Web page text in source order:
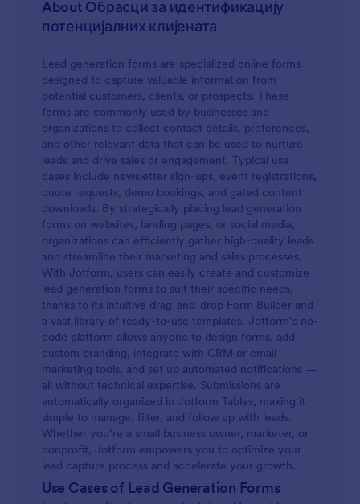
About Oбрасци за идентификацију
потенцијалних клијената
Lead generation forms are specialized online forms
designed to capture valuable information from
potential customers, clients, or prospects. These
forms are commonly used by businesses and
organizations to collect contact details, preferences,
and other relevant data that can be used to nurture
leads and drive sales or engagement. Typical use
cases include newsletter sign-ups, event registrations,
quote requests, demo bookings, and gated content
downloads. By strategically placing lead generation
forms on websites, landing pages, or social media,
organizations can efficiently gather high-quality leads
and streamline their marketing and sales processes.
With Jotform, users can easily create and customize
lead generation forms to suit their specific needs,
thanks to its intuitive drag-and-drop Form Builder and
a vast library of ready-to-use templates. Jotform’s no-
code platform allows anyone to design forms, add
custom branding, integrate with CRM or email
marketing tools, and set up automated notifications —
all without technical expertise. Submissions are
automatically organized in Jotform Tables, making it
simple to manage, filter, and follow up with leads.
Whether you’re a small business owner, marketer, or
nonprofit, Jotform empowers you to optimize your
lead capture process and accelerate your growth.
Use Cases of Lead Generation Forms